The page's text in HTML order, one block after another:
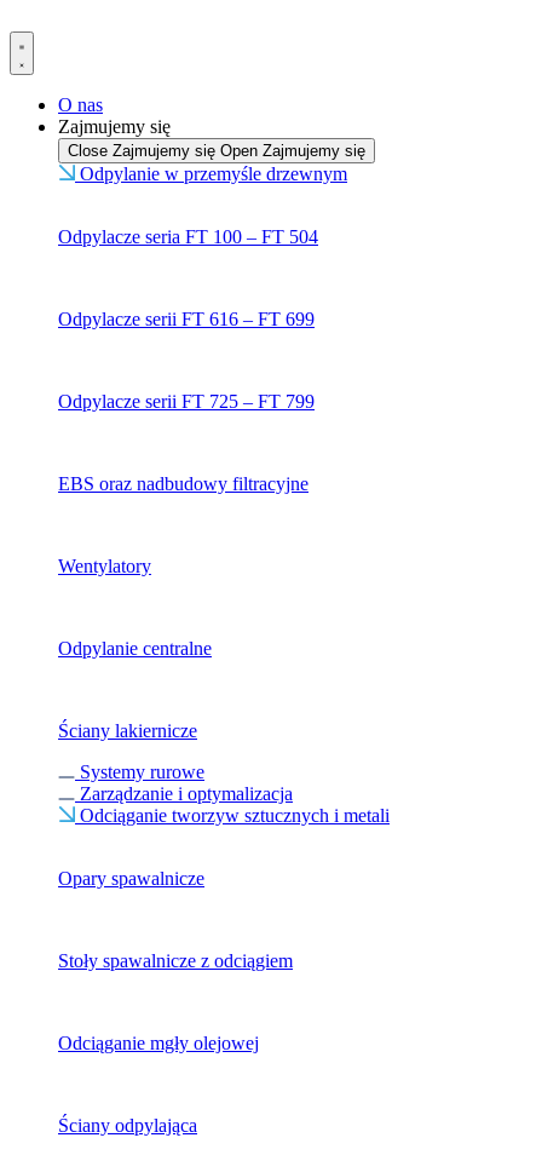
do
treści
O nas
Zajmujemy się
Close Zajmujemy się Open Zajmujemy się
Odpylanie w przemyśle drzewnym
Odpylacze seria FT 100 – FT 504
Odpylacze serii FT 616 – FT 699
Odpylacze serii FT 725 – FT 799
EBS oraz nadbudowy filtracyjne
Wentylatory
Odpylanie centralne
Ściany lakiernicze
Systemy rurowe
Zarządzanie i optymalizacja
Odciąganie tworzyw sztucznych i metali
Opary spawalnicze
Stoły spawalnicze z odciągiem
Odciąganie mgły olejowej
Ściany odpylająca